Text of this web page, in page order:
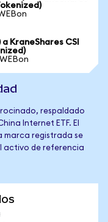
KraneShares CSI
respaldado
Internet ETF. El
marca registrada se
activo de referencia